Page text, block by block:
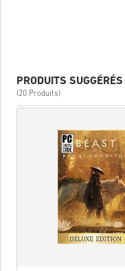
PRODUITS SUGGÉRÉS
(20 Produits)